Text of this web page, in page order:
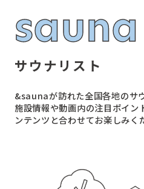
sauna
サウナリスト
&saunaが訪れた全国各地のサ
施設情報や動画内の注目ポイン
ンテンツと合わせてお楽しみく